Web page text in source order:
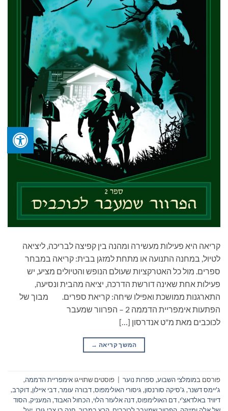
קריאה היא פעילות מעשירה ומהנה בין קפיצה לבריכה, ליציאה
לטיול, במחנה התנועה או מתחת למזגן בבית: קריאה במבחר
ספרים. מול כל האטרקציות שעולם הנופש והטיולים מציע, יש
פעילות אחת שאינה דורשת הדרכה, יציאה מהבית ונסיעה,
התארגנות ממושכת ואפילו שיחה: קריאת ספרים. מבוך של
הפתעות אימפריית הדממה 2 – הפרוור שמעבר
לכוכבים מאת מ"ט אנדרסון […]
המשך קריאה →
פורסם במומלצי השבוע, ספרות נוער פוסטים שתוייגו אימפריית הדממה,
ג'יימס דשנר, ג'סיקה סורנסון, גיסורי האולימפוס,דבורה עומר,דבי איילון,דוקרב,
דיוויד באלדאצ'י,דם האולימפוס,דנה אלעזר הלוי,הכחול האבוד,המעניק,הסוד